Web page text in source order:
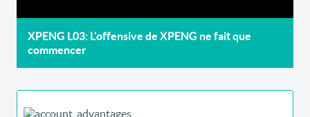
XPENG L03: L'offensive de XPENG ne fait que
commencer